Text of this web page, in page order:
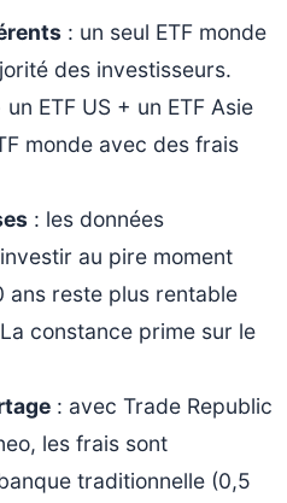
: un seul ETF monde
des investisseurs.
ETF US + un ETF Asie
monde avec des frais
: les données
au pire moment
ans reste plus rentable
constance prime sur le
: avec Trade Republic
les frais sont
traditionnelle (0,5